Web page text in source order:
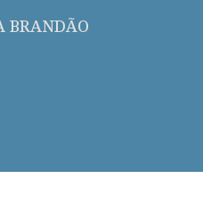
BRANDÃO